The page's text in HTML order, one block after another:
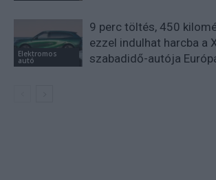
Elektromos
autó
9 perc töltés, 450
ezzel indulhat harcba a
szabadidő-autója